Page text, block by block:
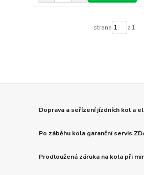
strana z 1
Doprava a seřízení jízdních kol a
Po záběhu kola garanční servis
Prodloužená záruka na kola při